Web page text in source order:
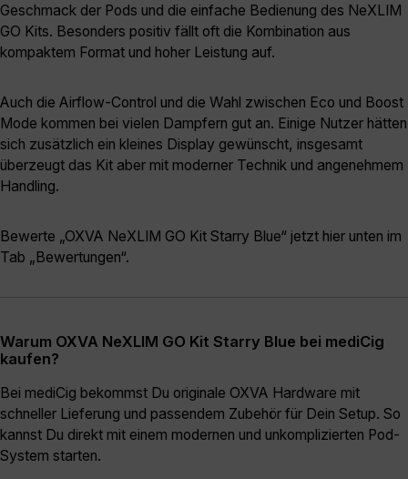
Geschmack der Pods und die einfache Bedienung des NeXLIM
GO Kits. Besonders positiv fällt oft die Kombination aus
kompaktem Format und hoher Leistung auf.
Auch die Airflow-Control und die Wahl zwischen Eco und Boost
Mode kommen bei vielen Dampfern gut an. Einige Nutzer hätten
sich zusätzlich ein kleines Display gewünscht, insgesamt
überzeugt das Kit aber mit moderner Technik und angenehmem
Handling.
Bewerte „OXVA NeXLIM GO Kit Starry Blue“ jetzt hier unten im
Tab „Bewertungen“.
Warum OXVA NeXLIM GO Kit Starry Blue bei mediCig
kaufen?
Bei mediCig bekommst Du originale OXVA Hardware mit
schneller Lieferung und passendem Zubehör für Dein Setup. So
kannst Du direkt mit einem modernen und unkomplizierten Pod-
System starten.